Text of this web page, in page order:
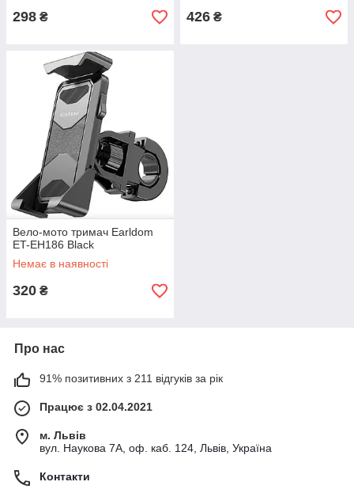
298 ₴ 426 ₴
Вело-мото тримач Earldom
ET-EH186 Black
Немає в наявності
320 ₴
Про нас
91% позитивних з 211 відгуків за рік
Працює з 02.04.2021
м. Львів
вул. Наукова 7А, оф. каб. 124, Львів, Україна
Контакти